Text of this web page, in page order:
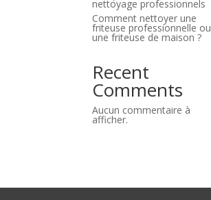
nettoyage professionnels
Comment nettoyer une
friteuse professionnelle ou
une friteuse de maison ?
Recent
Comments
Aucun commentaire à
afficher.